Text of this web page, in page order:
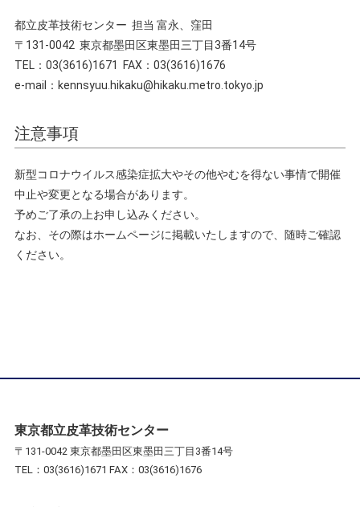
都立皮革技術センター 担当 富永、窪田
〒131-0042 東京都墨田区東墨田三丁目3番14号
TEL：03(3616)1671 FAX：03(3616)1676
e-mail：kennsyuu.hikaku@hikaku.metro.tokyo.jp
注意事項
新型コロナウイルス感染症拡大やその他やむを得ない事情で開催
中止や変更となる場合があります。
予めご了承の上お申し込みください。
なお、その際はホームページに掲載いたしますので、随時ご確認
ください。
東京都立皮革技術センター
〒131-0042 東京都墨田区東墨田三丁目3番14号
TEL：03(3616)1671 FAX：03(3616)1676